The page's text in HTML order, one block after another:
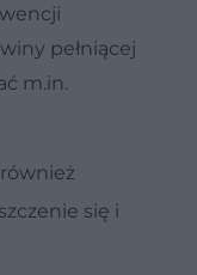
pełniącej
m.in.
się i